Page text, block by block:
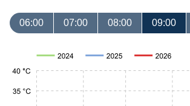
06:00 07:00 08:00 09:00